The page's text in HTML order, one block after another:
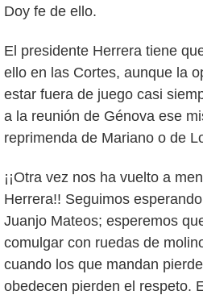
Doy fe de ello.
El presidente Herrera tiene
ello en las Cortes, aunque la
estar fuera de juego casi
a la reunión de Génova ese
reprimenda de Mariano o de
¡¡Otra vez nos ha vuelto a
Herrera!! Seguimos
Juanjo Mateos; esperemos
comulgar con ruedas de
cuando los que mandan
obedecen pierden el respeto.